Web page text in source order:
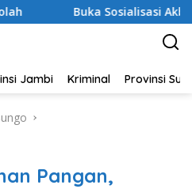
Sosialisasi Akbar Pencegahan
Jambi Kriminal Provinsi
Pangan,